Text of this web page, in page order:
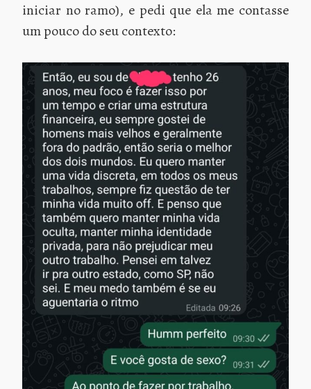
iniciar no ramo), e pedi que ela me contasse
um pouco do seu contexto: